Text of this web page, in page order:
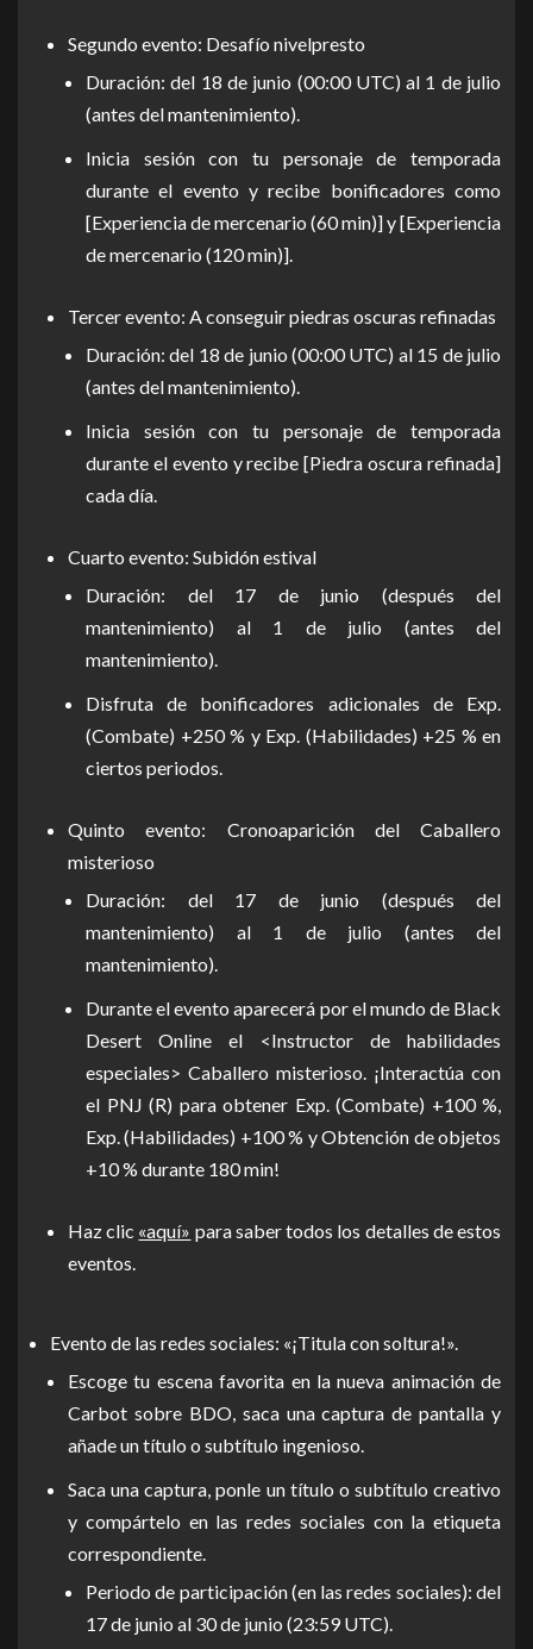
Segundo evento: Desafío nivelpresto
Duración: del 18 de junio (00:00 UTC) al 1 de julio
(antes del mantenimiento).
Inicia sesión con tu personaje de temporada
durante el evento y recibe bonificadores como
[Experiencia de mercenario (60 min)] y [Experiencia
de mercenario (120 min)].
Tercer evento: A conseguir piedras oscuras refinadas
Duración: del 18 de junio (00:00 UTC) al 15 de julio
(antes del mantenimiento).
Inicia sesión con tu personaje de temporada
durante el evento y recibe [Piedra oscura refinada]
cada día.
Cuarto evento: Subidón estival
Duración: del 17 de junio (después del
mantenimiento) al 1 de julio (antes del
mantenimiento).
Disfruta de bonificadores adicionales de Exp.
(Combate) +250 % y Exp. (Habilidades) +25 % en
ciertos periodos.
Quinto evento: Cronoaparición del Caballero
misterioso
Duración: del 17 de junio (después del
mantenimiento) al 1 de julio (antes del
mantenimiento).
Durante el evento aparecerá por el mundo de Black
Desert Online el <Instructor de habilidades
especiales> Caballero misterioso. ¡Interactúa con
el PNJ (R) para obtener Exp. (Combate) +100 %,
Exp. (Habilidades) +100 % y Obtención de objetos
+10 % durante 180 min!
Haz clic «aquí» para saber todos los detalles de estos
eventos.
Evento de las redes sociales: «¡Titula con soltura!».
Escoge tu escena favorita en la nueva animación de
Carbot sobre BDO, saca una captura de pantalla y
añade un título o subtítulo ingenioso.
Saca una captura, ponle un título o subtítulo creativo
y compártelo en las redes sociales con la etiqueta
correspondiente.
Periodo de participación (en las redes sociales): del
17 de junio al 30 de junio (23:59 UTC).